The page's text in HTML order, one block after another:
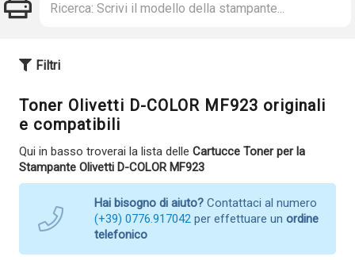
Filtri
Toner Olivetti D-COLOR MF923 originali
e compatibili
Qui in basso troverai la lista delle Cartucce Toner per la
Stampante Olivetti D-COLOR MF923
Hai bisogno di aiuto? Contattaci al numero
(+39) 0776.917042 per effettuare un ordine
telefonico